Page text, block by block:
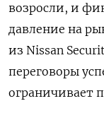
возросли, и
давление на
из Nissan
переговоры
ограничивает